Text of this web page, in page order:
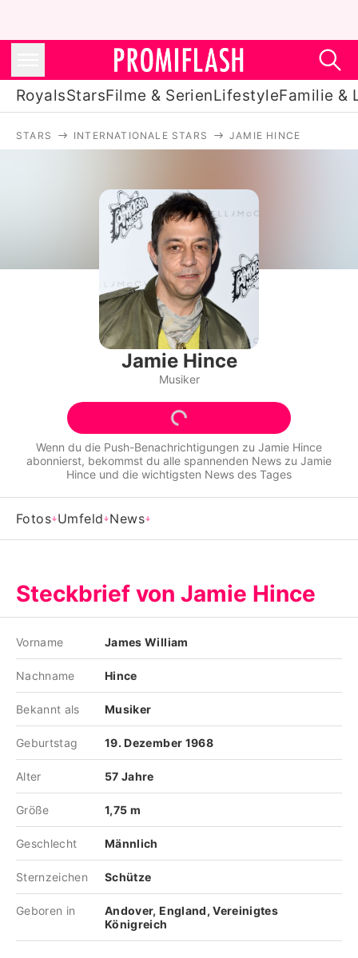
RoyalsStarsFilme & SerienLifestyleFamilie &
Filme & Serien
Lifestyle
Familie & Liebe
Promiflash Exklusiv
Alle Themen auf Promiflash
Jobs
App runterladen
Team
Impressum
Nutzungsbedingungen
Utiq verwalten
STARS INTERNATIONALE STARS JAMIE HINCE
Jamie Hince
Musiker
Wenn du die Push-Benachrichtigungen zu Jamie Hince
abonnierst, bekommst du alle spannenden News zu Jamie
Hince und die wichtigsten News des Tages
Fotos Umfeld News
Steckbrief von Jamie Hince
Vorname James William
Nachname Hince
Bekannt als Musiker
Geburtstag 19. Dezember 1968
Alter 57 Jahre
Größe 1,75 m
Geschlecht Männlich
Sternzeichen Schütze
Geboren in
Andover, England, Vereinigtes
Königreich